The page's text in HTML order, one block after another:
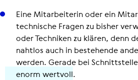
Eine Mit­ar­bei­te­rin oder ein
tech­ni­sche Fragen zu bisher
oder Techniken zu klären, denn
nahtlos auch in bestehende
werden. Gerade bei
enorm wertvoll.